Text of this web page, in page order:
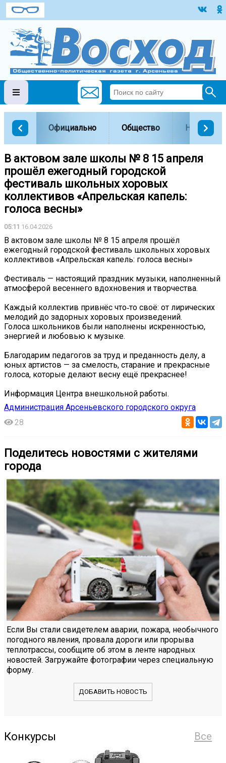
Официально Общество Наука и
В актовом зале школы № 8 15 апреля
прошёл ежегодный городской
фестиваль школьных хоровых
коллективов «Апрельская капель:
голоса весны»
05:11 16.04.2026
В актовом зале школы № 8 15 апреля прошёл
ежегодный городской фестиваль школьных хоровых
коллективов «Апрельская капель: голоса весны»
Фестиваль — настоящий праздник музыки, наполненный
атмосферой весеннего вдохновения и творчества.
Каждый коллектив привнёс что‑то своё: от лирических
мелодий до задорных хоровых произведений.
Голоса школьников были наполнены искренностью,
энергией и любовью к музыке.
Благодарим педагогов за труд и преданность делу, а
юных артистов — за смелость, старание и прекрасные
голоса, которые делают весну ещё прекраснее!
Информация Центра внешкольной работы.
Администрация Арсеньевского городского округа
28
Поделитесь новостями с жителями
города
Если Вы стали свидетелем аварии, пожара, необычного
погодного явления, провала дороги или прорыва
теплотрассы, сообщите об этом в ленте народных
новостей. Загружайте фотографии через специальную
форму.
ДОБАВИТЬ НОВОСТЬ
Все
Конкурсы